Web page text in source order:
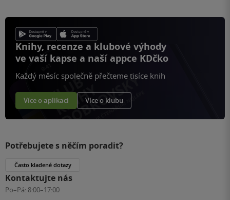
Knihy, recenze a klubové výhody
ve vaší kapse a naší appce KDčko
Každý měsíc společně přečteme tisíce knih
Více o aplikaci Více o klubu
Potřebujete s něčím poradit?
Často kladené dotazy
Kontaktujte nás
Po–Pá: 8:00–17:00